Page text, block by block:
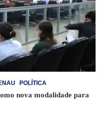
POLÍTICA
nova modalidade para